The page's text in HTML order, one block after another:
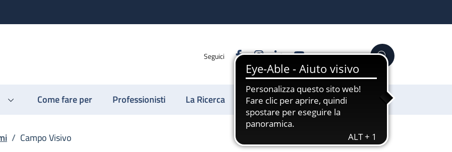
Seguici FacebookInstagram
LinkedinYouTube Cerca
Come fare per Professionisti La Ricerca Sostienici
/ Campo Visivo